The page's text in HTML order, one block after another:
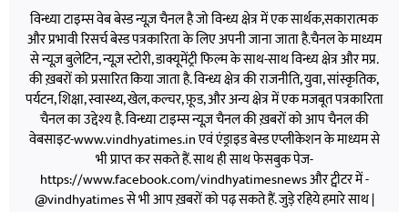
विन्ध्या टाइम्स वेब बेस्ड न्यूज़ चैनल है जो विन्ध्य क्षेत्र में एक सार्थक,सकारात्मक
और प्रभावी रिसर्च बेस्ड पत्रकारिता के लिए अपनी जाना जाता है.चैनल के माध्यम
से न्यूज़ बुलेटिन, न्यूज़ स्टोरी, डाक्यूमेंट्री फिल्म के साथ-साथ विन्ध्य क्षेत्र और मप्र.
की ख़बरों को प्रसारित किया जाता है. विन्ध्य क्षेत्र की राजनीति, युवा, सांस्कृतिक,
पर्यटन, शिक्षा, स्वास्थ्य, खेल, कल्चर, फ़ूड, और अन्य क्षेत्र में एक मजबूत पत्रकारिता
चैनल का उद्देश्य है. विन्ध्या टाइम्स न्यूज़ चैनल की ख़बरों को आप चैनल की
वेबसाइट-www.vindhyatimes.in एवं एंड्राइड बेस्ड एप्लीकेशन के माध्यम से
भी प्राप्त कर सकते हैं. साथ ही साथ फेसबुक पेज-
https://www.facebook.com/vindhyatimesnews और ट्वीटर में -
@vindhyatimes से भी आप ख़बरों को पढ़ सकते हैं. जुड़े रहिये हमारे साथ |